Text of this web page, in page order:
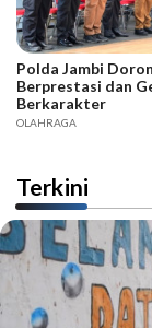
Polda Jambi
Berprestasi dan
Berkarakter
OLAHRAGA
Terkini